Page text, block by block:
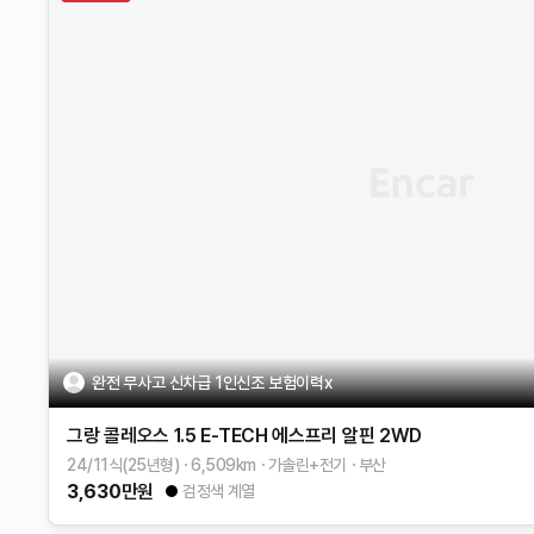
완전 무사고 신차급 1인신조 보험이력x
그랑 콜레오스 1.5 E-TECH 에스프리 알핀 2WD
24/11식(25년형) 6,509km 가솔린+전기 부산
3,630만원 검정색 계열